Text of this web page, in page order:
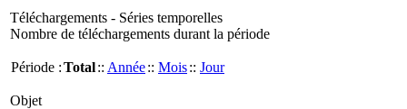
Téléchargements - Séries temporelles
Nombre de téléchargements durant la période
Période :Total:: Année:: Mois:: Jour
Objet